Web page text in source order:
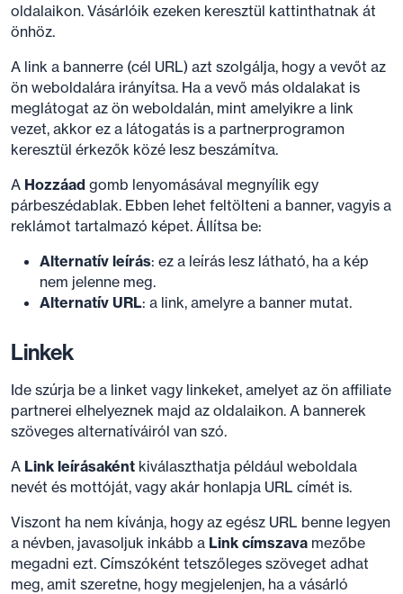
oldalaikon. Vásárlóik ezeken keresztül kattinthatnak át
önhöz.
A link a bannerre (cél URL) azt szolgálja, hogy a vevőt az
ön weboldalára irányítsa. Ha a vevő más oldalakat is
meglátogat az ön weboldalán, mint amelyikre a link
vezet, akkor ez a látogatás is a partnerprogramon
keresztül érkezők közé lesz beszámítva.
A Hozzáad gomb lenyomásával megnyílik egy
párbeszédablak. Ebben lehet feltölteni a banner, vagyis a
reklámot tartalmazó képet. Állítsa be:
Alternatív leírás: ez a leírás lesz látható, ha a kép
nem jelenne meg.
Alternatív URL: a link, amelyre a banner mutat.
Linkek
Ide szúrja be a linket vagy linkeket, amelyet az ön affiliate
partnerei elhelyeznek majd az oldalaikon. A bannerek
szöveges alternatíváiról van szó.
A Link leírásaként kiválaszthatja például weboldala
nevét és mottóját, vagy akár honlapja URL címét is.
Viszont ha nem kívánja, hogy az egész URL benne legyen
a névben, javasoljuk inkább a Link címszava mezőbe
megadni ezt. Címszóként tetszőleges szöveget adhat
meg, amit szeretne, hogy megjelenjen, ha a vásárló